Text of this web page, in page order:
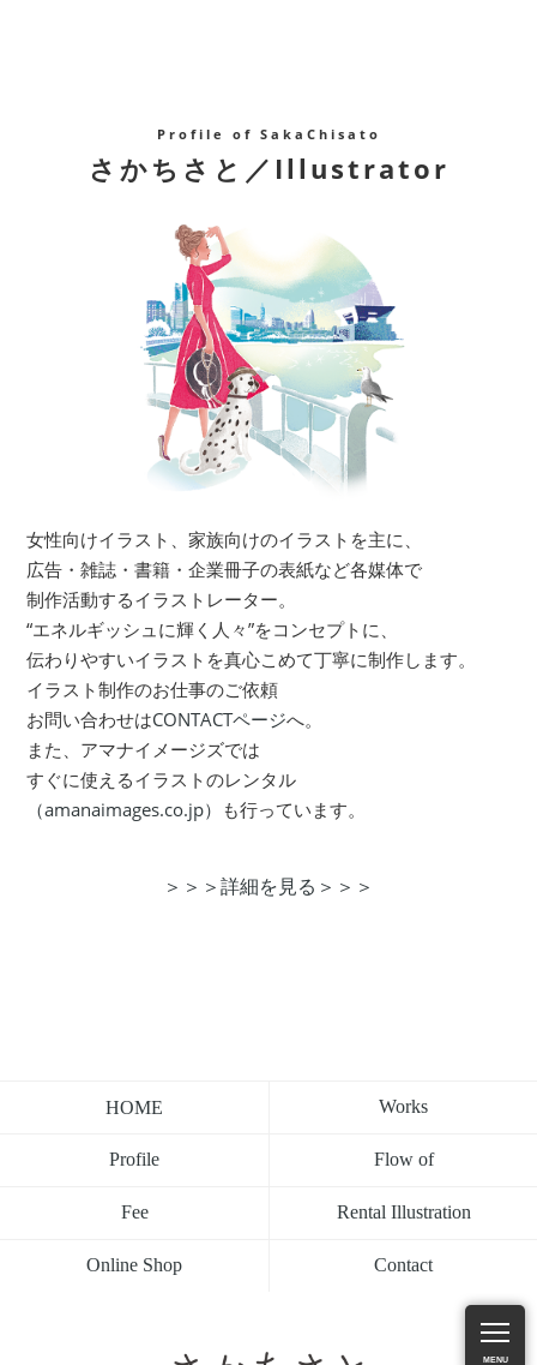
MENU
Profile of SakaChisato
さかちさと／Illustrator
女性向けイラスト、家族向けのイラストを主に、
広告・雑誌・書籍・企業冊子の表紙など各媒体で
制作活動するイラストレーター。
“エネルギッシュに輝く人々”をコンセプトに、
伝わりやすいイラストを真心こめて丁寧に制作します。
イラスト制作のお仕事のご依頼
お問い合わせはCONTACTページへ。
また、アマナイメージズでは
すぐに使えるイラストのレンタル
（amanaimages.co.jp） も行っています。
＞＞＞詳細を見る＞＞＞
HOME Works
Profile Flow of
Fee Rental Illustration
Online Shop Contact